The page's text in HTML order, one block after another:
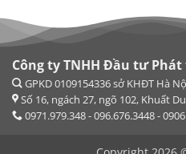
Công ty TNHH Đầu tư